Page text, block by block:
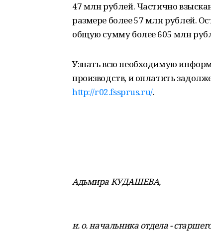
47 млн рублей. Частично
размере более 57 млн рублей.
общую сумму более 605 млн
Узнать всю необходимую
производств, и оплатить
http://r02.fssprus.ru/.
Адьмира КУДАШЕВА,
и. о. начальника отдела -